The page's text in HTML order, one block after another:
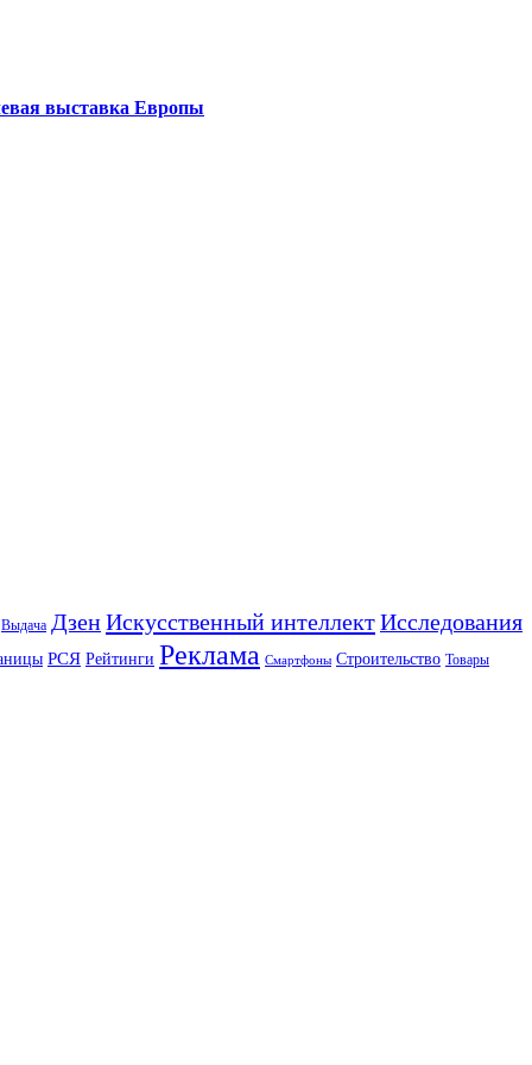
выставка Европы
Выдача ДзенИскусственный интеллектИсследования
РСЯ Рейтинги Реклама Смартфоны Строительство Товары